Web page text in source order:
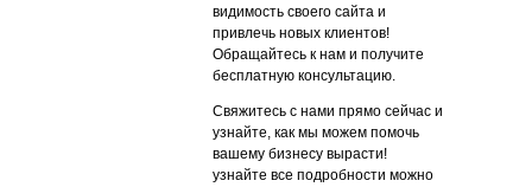
видимость своего сайта и
привлечь новых клиентов!
Обращайтесь к нам и получите
бесплатную консультацию.
Свяжитесь с нами прямо сейчас и
узнайте, как мы можем помочь
вашему бизнесу вырасти!
узнайте все подробности можно